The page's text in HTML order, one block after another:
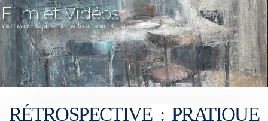
RÉTROSPECTIVE : PRATIQUE